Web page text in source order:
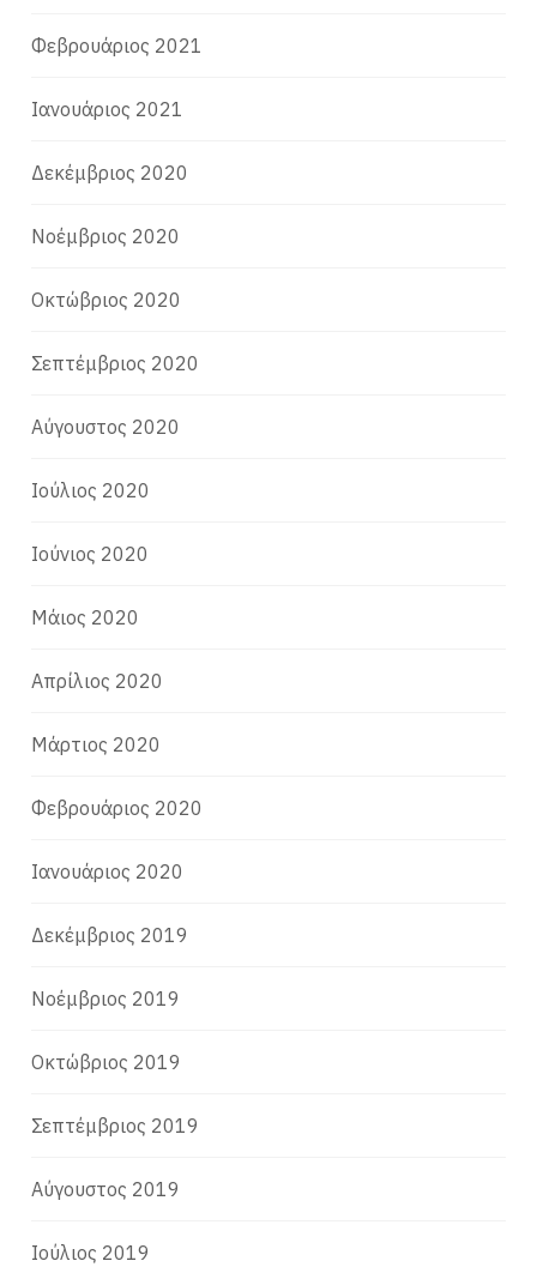
Φεβρουάριος 2021
Ιανουάριος 2021
Δεκέμβριος 2020
Νοέμβριος 2020
Οκτώβριος 2020
Σεπτέμβριος 2020
Αύγουστος 2020
Ιούλιος 2020
Ιούνιος 2020
Μάιος 2020
Απρίλιος 2020
Μάρτιος 2020
Φεβρουάριος 2020
Ιανουάριος 2020
Δεκέμβριος 2019
Νοέμβριος 2019
Οκτώβριος 2019
Σεπτέμβριος 2019
Αύγουστος 2019
Ιούλιος 2019